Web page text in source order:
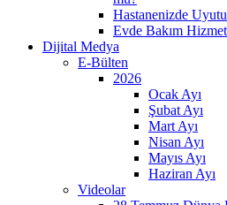
Hastanenizde
Evde Bakım
Dijital Medya
E-Bülten
2026
Ocak Ayı
Şubat Ayı
Mart Ayı
Nisan Ayı
Mayıs Ayı
Haziran Ayı
Videolar